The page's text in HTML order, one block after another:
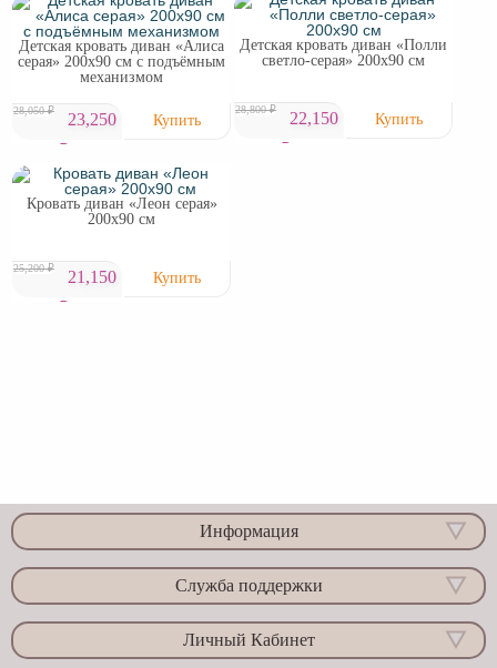
Детская кровать диван «Алиса
серая» 200х90 см с подъёмным
механизмом
28,050 ₽
23,250
₽
Детская кровать диван «Полли
светло-серая» 200х90 см
28,800 ₽
22,150
₽
Кровать диван «Леон серая»
200х90 см
25,200 ₽
21,150
₽
Информация
Служба поддержки
Личный Кабинет